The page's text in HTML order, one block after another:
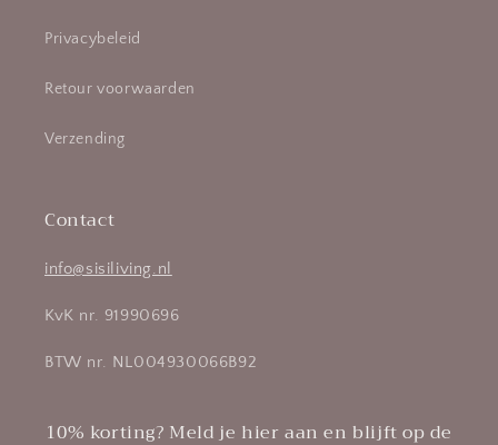
Privacybeleid
Retour voorwaarden
Verzending
Contact
info@sisiliving.nl
KvK nr. 91990696
BTW nr. NL004930066B92
10% korting? Meld je hier aan en blijft op de